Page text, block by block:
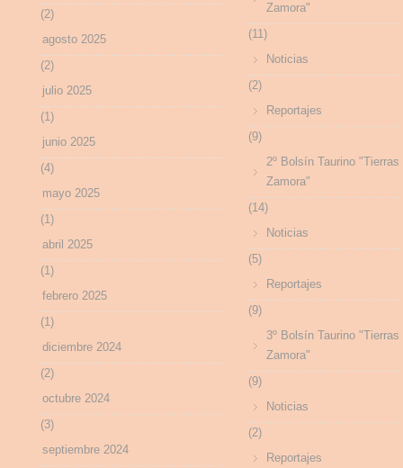
(2)
agosto 2025
(2)
julio 2025
(1)
junio 2025
(4)
mayo 2025
(1)
abril 2025
(1)
febrero 2025
(1)
diciembre 2024
(2)
octubre 2024
(3)
septiembre 2024
Zamora"
(11)
Noticias
(2)
Reportajes
(9)
2º Bolsín Taurino "Tierras
Zamora"
(14)
Noticias
(5)
Reportajes
(9)
3º Bolsín Taurino "Tierras
Zamora"
(9)
Noticias
(2)
Reportajes